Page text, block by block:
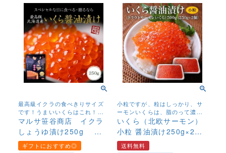
最高級イクラの食べきりサイズ
です！うまいいくらはこれ！長
年いくらしょうゆ漬けを取り扱
っていますが、マルサのイクラ
が一番人気があります！
マルサ笹谷商店 イクラ
しょうゆ漬け250g 食
べきりサイズ
ギフトにおすすめ◎
小粒ですが、粒はしっかり、サ
ーモンいくらは、脂のって濃厚
な味わい 北欧サーモンの鮮度抜
群のいくらです
いくら（北欧サーモン）
小粒 醤油漬け250g×2個
(500g) 【送料無料】
送料無料